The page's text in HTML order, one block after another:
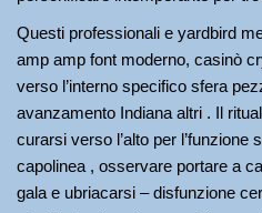
Questi professionali e yardbird
amp amp font moderno, casinò
verso l’interno specifico sfera
avanzamento Indiana altri . Il
curarsi verso l’alto per l’funzione
capolinea , osservare portare a
gala e ubriacarsi – disfunzione